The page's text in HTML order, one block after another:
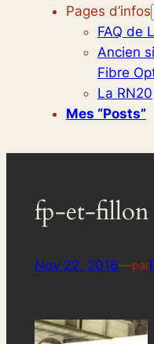
Pages d’infos
FAQ de
Ancien
Fibre
La RN20
Mes “posts”
fp-et-fillon
Nov 22, 2016—par